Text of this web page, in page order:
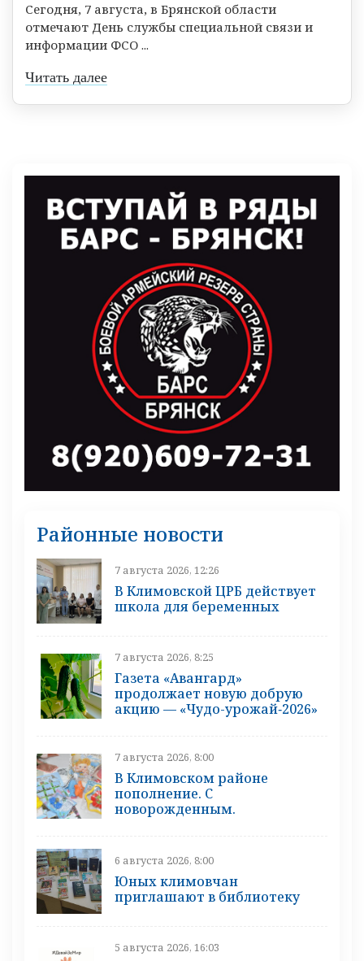
Сегодня, 7 августа, в Брянской области
отмечают День службы специальной связи и
информации ФСО ...
Читать далее
Районные новости
7 августа 2026, 12:26
В Климовской ЦРБ действует
школа для беременных
7 августа 2026, 8:25
Газета «Авангард»
продолжает новую добрую
акцию — «Чудо-урожай‑2026»
7 августа 2026, 8:00
В Климовском районе
пополнение. С
новорожденным.
6 августа 2026, 8:00
Юных климовчан
приглашают в библиотеку
5 августа 2026, 16:03